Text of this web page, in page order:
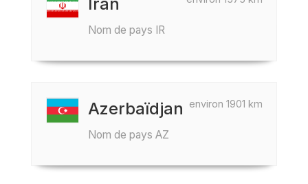
Nom de pays IR
environ 1901 km
Azerbaïdjan
Nom de pays AZ